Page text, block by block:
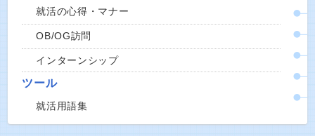
就活の心得・マナー
OB/OG訪問
インターンシップ
ツール
就活用語集